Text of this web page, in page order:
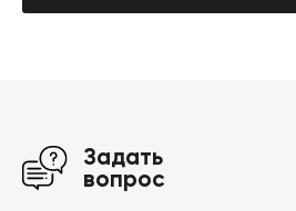
Задать
вопрос